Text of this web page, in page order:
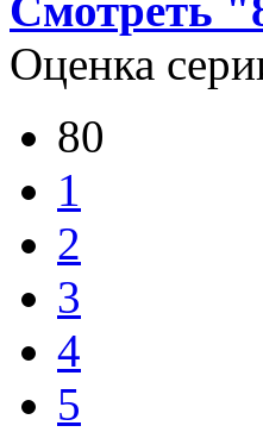
Смотреть
Оценка
80
1
2
3
4
5